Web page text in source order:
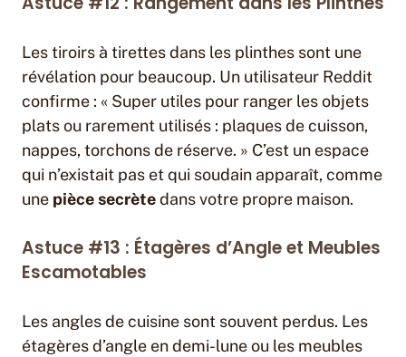
Les tiroirs à tirettes dans les plinthes sont une
révélation pour beaucoup. Un utilisateur Reddit
confirme : « Super utiles pour ranger les objets
plats ou rarement utilisés : plaques de cuisson,
nappes, torchons de réserve. » C’est un espace
qui n’existait pas et qui soudain apparaît, comme
une pièce secrètedans votre propre maison.
Astuce #13 : Étagères d’Angle et Meubles
Escamotables
Les angles de cuisine sont souvent perdus. Les
étagères d’angle en demi-lune ou les meubles